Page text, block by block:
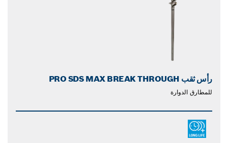
رأس ثقب PRO SDS MAX BREAK THROUGH
للمطارق الدوارة